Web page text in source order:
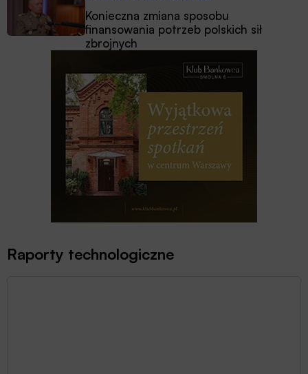
Konieczna zmiana sposobu
finansowania potrzeb polskich sił
zbrojnych
Raporty technologiczne